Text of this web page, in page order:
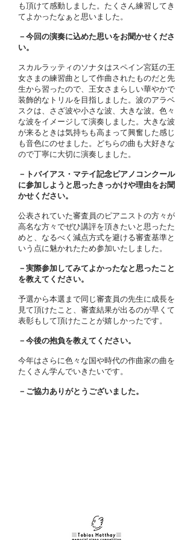
も頂けて感動しました。たくさん練習してき
てよかったなぁと思いました。
－今回の演奏に込めた思いをお聞かせくださ
い。
スカルラッティのソナタはスペイン宮廷の王
女さまの練習曲として作曲されたものだと先
生から習ったので、王女さまらしい華やかで
装飾的なトリルを目指しました。波のアラベ
スクは、さざ波や小さな波、大きな波。色々
な波をイメージして演奏しました。大きな波
が来るときは気持ちも高まって興奮した感じ
も音色にのせました。どちらの曲も大好きな
ので丁寧に大切に演奏しました。
－トバイアス・マテイ記念ピアノコンクール
に参加しようと思ったきっかけや理由をお聞
かせください。
公表されていた審査員のピアニストの方々が
高名な方々でぜひ講評を頂きたいと思ったた
めと、なるべく減点方式を避ける審査基準と
いう点に魅かれたため参加いたしました。
－実際参加してみてよかったなと思ったこと
を教えてください。
予選から本選まで同じ審査員の先生に成長を
見て頂けたこと、審査結果が出るのが早くて
表彰もして頂けたことが嬉しかったです。
－今後の抱負を教えてください。
今年はさらに色々な国や時代の作曲家の曲を
たくさん学んでいきたいです。
－ご協力ありがとうございました。